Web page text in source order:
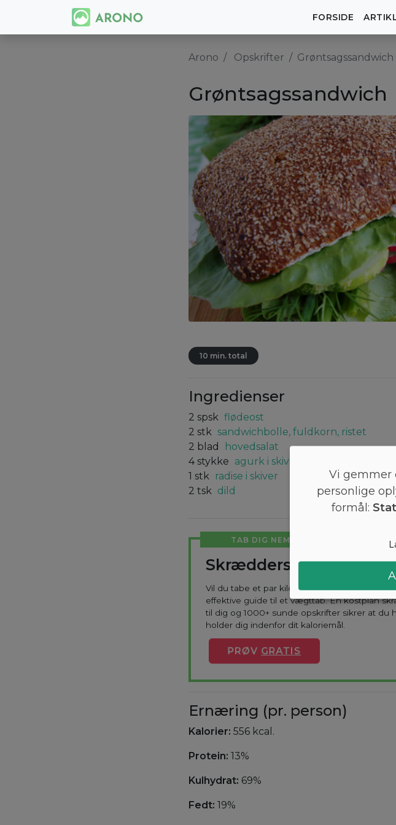
FORSIDE
Arono Opskrifter Grøntsagssandwich
Grøntsagssandwich
10 min. total
Ingredienser
2 spsk flødeost
2 stk sandwichbolle, fuldkorn, ristet
2 blad
hovedsalat
4 stykke agurk i skiver
1 stk
radise i skiver
2 tsk dild
TAB DIG NEMT
Skræddersyet kostplan
Vil du tabe et par kilo? Med Arono får du
effektive guide til et vægttab. En kostplan
til dig og 1000+ sunde opskrifter sikrer at du
holder dig indenfor dit kaloriemål.
PRØV GRATIS
Ernæring (pr. person)
Kalorier: 556 kcal.
Protein: 13%
Kulhydrat: 69%
Fedt: 19%
Vi gemmer
personlige
formål: